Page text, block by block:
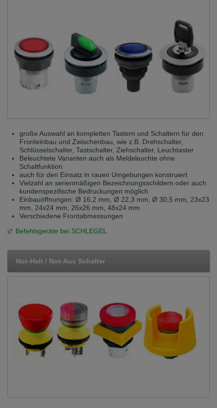
Wir haben erkannt, dass ihr Browser eine andere Sprache als die derzeit
angezeigte bevorzugt. Diese Webseite ist auch auf Deutsch verfügbar.
Möchten Sie zur Deutschen Version wechseln?
Zur deutschen Version wechseln Auf dieser Version bleiben
Váš prohlížeč se zdá být v jiném jazyce, než je právě používaný jazyk. Tato
stránka je k dispozici také v angličtině. Přejete si přepnout na anglickou
We have detected, that your browser prefers another language than the
selected one. This website is also available in English. Would you like to
switch to the English version?
Switch to English version
große Auswahl an kompletten Tastern und Schaltern für den
Fronteinbau und Zwischenbau, wie z.B. Drehschalter,
Schlüsselschalter, Tastschalter, Ziehschalter, Leuchtaster
Beleuchtete Varianten auch als Meldeleuchte ohne
Schaltfunktion
auch für den Einsatz in rauen Umgebungen konstruiert
Vielzahl an serienmäßigen Bezeichnungsschildern oder auch
kundenspezifische Bedruckungen möglich
Einbauöffnungen: Ø 16,2 mm, Ø 22,3 mm, Ø 30,5 mm, 23x23
mm, 24x24 mm, 26x26 mm, 48x24 mm
Verschiedene Frontabmessungen
Befehlsgeräte bei SCHLEGEL
Not-Halt / Not-Aus Schalter